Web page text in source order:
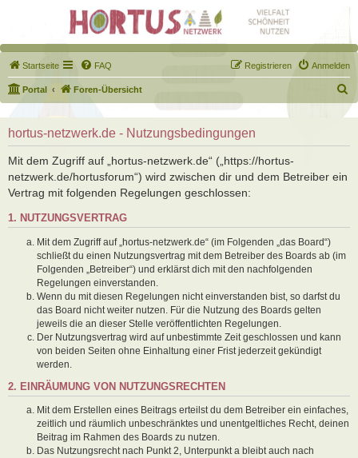
Startseite FAQ Anmelden
Registrieren
Portal Foren-Übersicht
u
h
hortus-netzwerk.de - Nutzungsbedingungen
Mit dem Zugriff auf „hortus-netzwerk.de“ („https://hortus-
netzwerk.de/hortusforum“) wird zwischen dir und dem Betreiber ein
Vertrag mit folgenden Regelungen geschlossen:
1. NUTZUNGSVERTRAG
Mit dem Zugriff auf „hortus-netzwerk.de“ (im Folgenden „das Board“)
schließt du einen Nutzungsvertrag mit dem Betreiber des Boards ab (im
Folgenden „Betreiber“) und erklärst dich mit den nachfolgenden
Regelungen einverstanden.
Wenn du mit diesen Regelungen nicht einverstanden bist, so darfst du
das Board nicht weiter nutzen. Für die Nutzung des Boards gelten
jeweils die an dieser Stelle veröffentlichten Regelungen.
Der Nutzungsvertrag wird auf unbestimmte Zeit geschlossen und kann
von beiden Seiten ohne Einhaltung einer Frist jederzeit gekündigt
werden.
2. EINRÄUMUNG VON NUTZUNGSRECHTEN
Mit dem Erstellen eines Beitrags erteilst du dem Betreiber ein einfaches,
zeitlich und räumlich unbeschränktes und unentgeltliches Recht, deinen
Beitrag im Rahmen des Boards zu nutzen.
Das Nutzungsrecht nach Punkt 2, Unterpunkt a bleibt auch nach